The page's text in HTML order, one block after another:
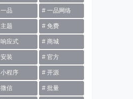
一品 一品网络
主题 免费
响应式 商城
安装 官方
小程序 开源
微信 批量